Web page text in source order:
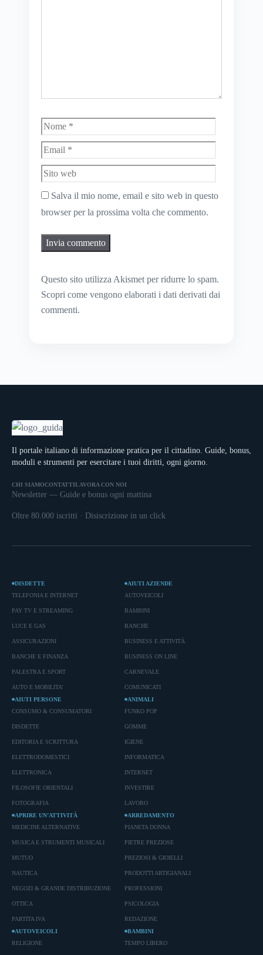
Nome
web
Salva il mio nome, email e sito web in questo
browser per la prossima volta che commento.
Questo sito utilizza Akismet per ridurre lo spam.
Scopri come vengono elaborati i dati derivati dai
commenti.
Il portale italiano di informazione pratica per il cittadino. Guide, bonus,
moduli e strumenti per esercitare i tuoi diritti, ogni giorno.
CHI SIAMOCONTATTI LAVORA CON NOI
Newsletter — Guide e bonus ogni mattina
Oltre 80.000 iscritti · Disiscrizione in un click
DISDETTE
TELEFONIA E INTERNET
PAY TV E STREAMING
LUCE E GAS
ASSICURAZIONI
BANCHE E FINANZA
PALESTRA E SPORT
AUTO E MOBILITA'
AIUTI AZIENDE
AUTOVEICOLI
BAMBINI
BANCHE
BUSINESS E ATTIVITÀ
BUSINESS ON LINE
CARNEVALE
COMUNICATI
AIUTI PERSONE
CONSUMO & CONSUMATORI
DISDETTE
EDITORIA E SCRITTURA
ELETTRODOMESTICI
ELETTRONICA
FILOSOFIE ORIENTALI
FOTOGRAFIA
ANIMALI
FUNKO POP
GOMME
IGIENE
INFORMATICA
INTERNET
INVESTIRE
LAVORO
APRIRE UN’ATTIVITÀ
MEDICINE ALTERNATIVE
MUSICA E STRUMENTI MUSICALI
MUTUO
NAUTICA
NEGOZI & GRANDE DISTRIBUZIONE
OTTICA
PARTITA IVA
ARREDAMENTO
PIANETA DONNA
PIETRE PREZIOSE
PREZIOSI & GIOIELLI
PRODOTTI ARTIGIANALI
PROFESSIONI
PSICOLOGIA
REDAZIONE
AUTOVEICOLI
RELIGIONE
BAMBINI
TEMPO LIBERO